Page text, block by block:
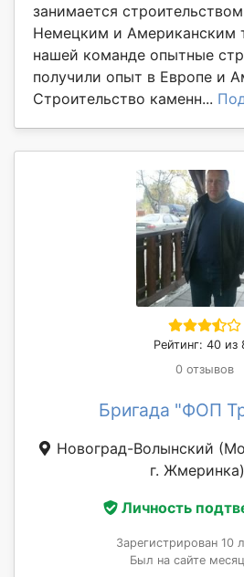
занимается
Немецким и Американским
нашей команде опытные
получили опыт в Европе и
Строительство каменн...
Рейтинг: 40 из
0 отзывов
Бригада "ФОП
Новоград-Волынский
г. Жмеринка)
Личность
Зарегистрирован 10
Был на сайте